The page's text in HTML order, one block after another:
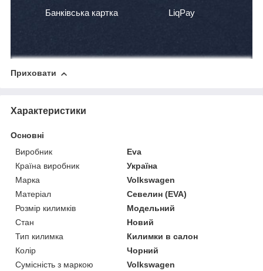
Банківська картка LiqPay
Приховати
Характеристики
Основні
Виробник
Eva
Країна виробник
Україна
Марка
Volkswagen
Матеріал
Севелин (EVA)
Розмір килимків
Модельний
Стан
Новий
Тип килимка
Килимки в салон
Колір
Чорний
Сумісність з маркою
Volkswagen